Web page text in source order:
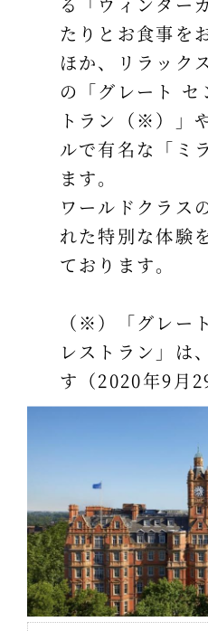
たりとお食事を
ほか、リラック
の「グレート セ
トラン（※）」
ルで有名な「ミ
ます。
ワールドクラス
れた特別な体験
ております。
（※）「グレー
レストラン」は
す（2020年9月